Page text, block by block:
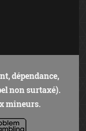
dépendance,
non surtaxé).
mineurs.